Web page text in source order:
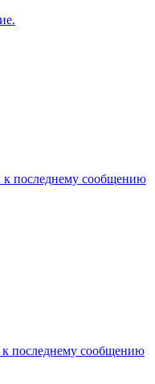
к последнему сообщению
последнему сообщению